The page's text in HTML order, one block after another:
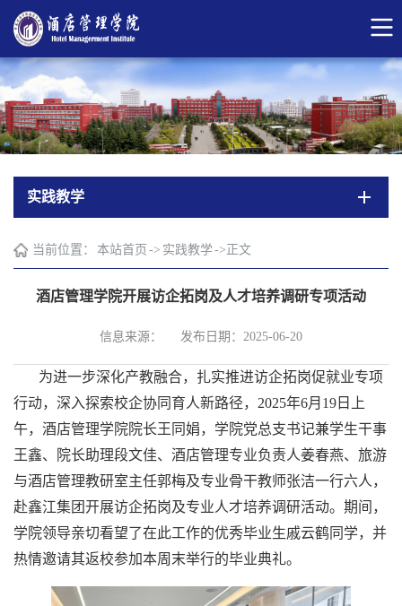
实践教学
当前位置： 本站首页 -> 实践教学-> 正文
酒店管理学院开展访企拓岗及人才培养调研专项活动
信息来源： 发布日期：2025-06-20
为进一步深化产教融合，扎实推进访企拓岗促就业专项
行动，深入探索校企协同育人新路径， 2025年6月 19 日上
午，酒店管理学院院长王同娟，学院党总支书记兼学生干事
王鑫、院长助理段文佳、酒店管理专业负责人姜春燕、旅游
与酒店管理教研室主任郭梅及专业骨干教师张洁一行六人，
赴鑫江集团开展访企拓岗及专业人才培养调研活动。期间，
学院领导亲切看望了在此工作的优秀毕业生戚云鹤同学，并
热情邀请其返校参加本周末举行的毕业典礼。